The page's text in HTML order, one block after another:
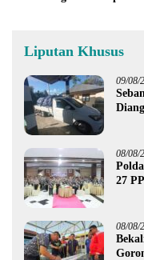
Liputan Khusus
09/08/
08/08/
27
08/08/